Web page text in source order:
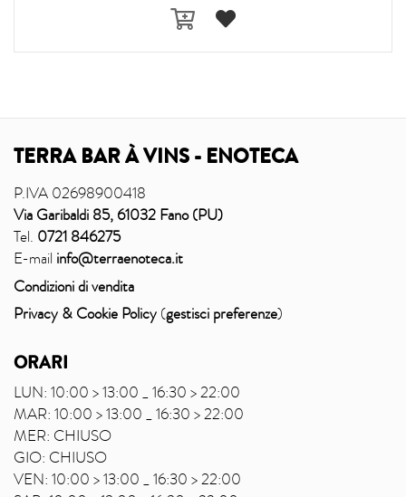
TERRA BAR À VINS - ENOTECA
P.IVA 02698900418
Via Garibaldi 85, 61032 Fano (PU)
Tel. 0721 846275
E-mail info@terraenoteca.it
Condizioni di vendita
Privacy & Cookie Policy (gestisci preferenze)
ORARI
LUN: 10:00 > 13:00 _ 16:30 > 22:00
MAR: 10:00 > 13:00 _ 16:30 > 22:00
MER: CHIUSO
GIO: CHIUSO
VEN: 10:00 > 13:00 _ 16:30 > 22:00